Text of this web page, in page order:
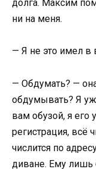
долга. Максим
ни на меня.
— Я не это имел в
— Обдумать? —
обдумывать? Я
вам обузой, я его
регистрация, всё
числится по
диване. Ему лишь